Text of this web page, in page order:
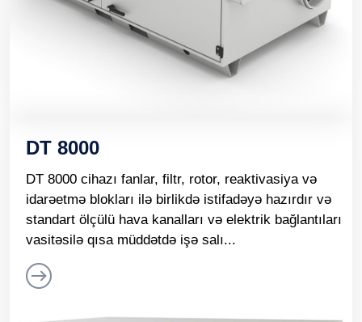
DT 8000
DT 8000 cihazı fanlar, filtr, rotor, reaktivasiya və
idarəetmə blokları ilə birlikdə istifadəyə hazırdır və
standart ölçülü hava kanalları və elektrik bağlantıları
vasitəsilə qısa müddətdə işə salı...